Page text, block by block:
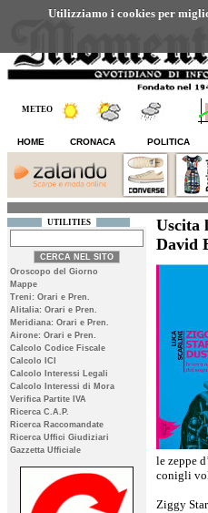
Utilizziamo i cookies per
METEO
HOME CRONACA POLITICA
UTILITIES
Oroscopo del Giorno
Mappe
Treni: Orari e Pren.
Alitalia: Orari e Pren.
Meridiana: Orari e Pren.
Airone: Orari e Pren.
Calcolo Codice Fiscale
Calcolo ICI
Calcolo Interessi Legali
Calcolo Interessi di Mora
Verifica Partite IVA
Ricerca C.A.P.
Ricerca Raccomandate
Ricerca Uffici Giudiziari
Gazzetta Ufficiale
Uscita
David
le zeppe
conigli
Ziggy